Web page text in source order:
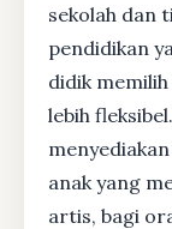
sekolah dan
pendidikan
didik
lebih
anak yang
artis, bagi